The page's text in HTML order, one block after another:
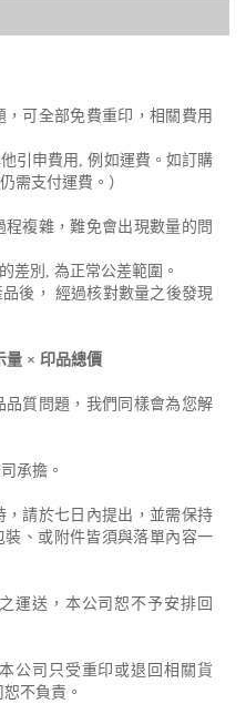
可全部免費重印，相關費用
引申費用, 例如運費。如訂購
需支付運費。）
複雜，難免會出現數量的問
差別, 為正常公差範圍。
後， 經過核對數量之後發現
量 × 印品總價
質問題，我們同樣會為您解
承擔。
請於七日內提出，並需保持
、或附件皆須與落單內容一
運送，本公司恕不予安排回
公司只受重印或退回相關貨
不負責。